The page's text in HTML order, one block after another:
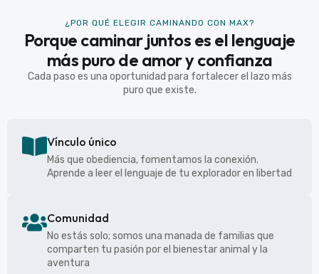
¿POR QUÉ ELEGIR CAMINANDO CON MAX?
Porque caminar juntos es el lenguaje
más puro de amor y confianza
Cada paso es una oportunidad para fortalecer el lazo más
puro que existe.
Vínculo único
Más que obediencia, fomentamos la conexión.
Aprende a leer el lenguaje de tu explorador en libertad
Comunidad
No estás solo; somos una manada de familias que
comparten tu pasión por el bienestar animal y la
aventura